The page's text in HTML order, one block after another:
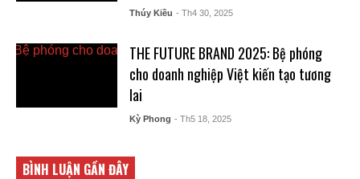
Thúy Kiều - Th4 30, 2025
THE FUTURE BRAND 2025: Bệ phóng
cho doanh nghiệp Việt kiến tạo tương
lai
Kỳ Phong - Th5 18, 2025
BÌNH LUẬN GẦN ĐÂY